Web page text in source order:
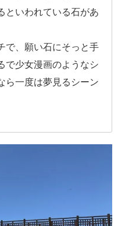
といわれている石があ
で、願い石にそっと手
で少女漫画のようなシ
ら一度は夢見るシーン